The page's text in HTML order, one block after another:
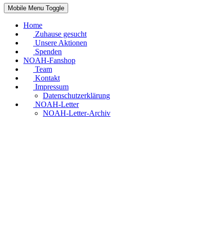
Mobile Menu Toggle
Home
Zuhause gesucht
Unsere Aktionen
Spenden
NOAH-Fanshop
Team
Kontakt
Impressum
Datenschutzerklärung
NOAH-Letter
NOAH-Letter-Archiv